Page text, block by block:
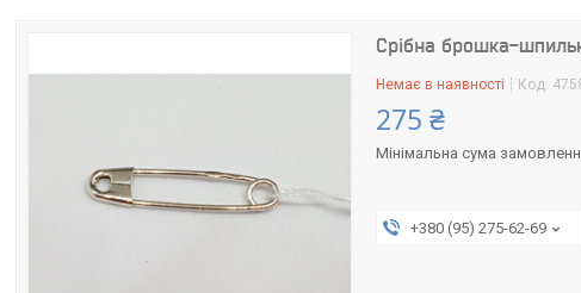
Срібна брошка-
Немає в наявності Код:
275 ₴
Мінімальна сума
+380 (95) 275-62-69